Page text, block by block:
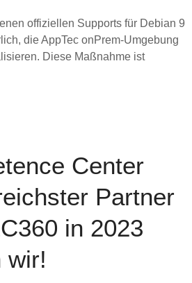
offiziellen Supports für Debian 9
die AppTec onPrem-Umgebung
Diese Maßnahme ist
Center
Partner
in 2023
wir!